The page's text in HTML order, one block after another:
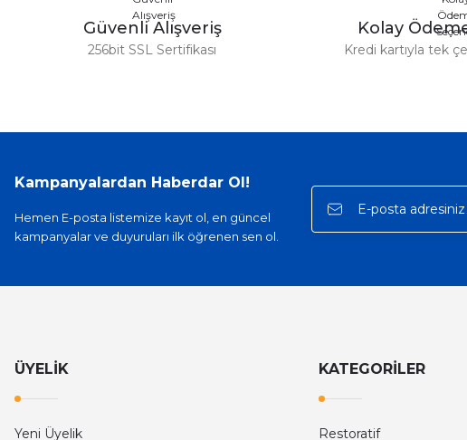
Bu ürüne benzer farklı alternatifler olmalı.
Güvenli Alışveriş
256bit SSL Sertifikası
Kolay
Kredi kartıyla tek
Kampanyalardan Haberdar Ol!
Hemen E-posta listemize kayıt ol, en güncel
kampanyalar ve duyuruları ilk öğrenen sen ol.
ÜYELİK
Yeni Üyelik
KATEGORİLER
Restoratif